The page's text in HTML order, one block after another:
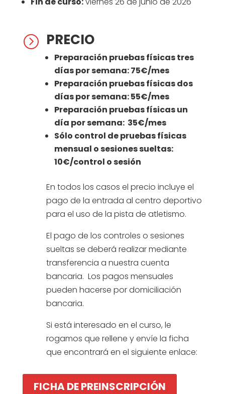
= PRECIO
Preparación pruebas físicas tres
días por semana: 75€/mes
Preparación pruebas físicas dos
días por semana: 55€/mes
Preparación pruebas físicas un
día por semana: 35€/mes
Sólo control de pruebas físicas
mensual o sesiones sueltas:
10€/control o sesión
En todos los casos el precio incluye el
pago de la entrada al centro deportivo
para el uso de la pista de atletismo.
El pago de los controles o sesiones
sueltas se deberá realizar mediante
transferencia a nuestra cuenta
bancaria. Los pagos mensuales
pueden hacerse por domiciliación
bancaria.
Si está interesado en el curso, le
rogamos que rellene y envíe la ficha
que encontrará en el siguiente enlace:
FICHA DE PREINSCRIPCIÓN